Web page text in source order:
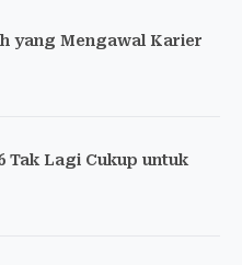
yang Mengawal Karier
Tak Lagi Cukup untuk